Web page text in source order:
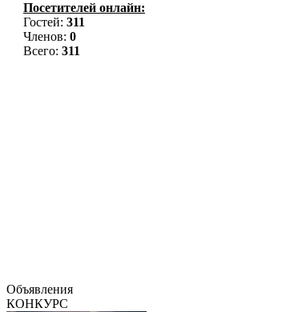
Посетителей онлайн:
Гостей: 311
Членов: 0
Всего: 311
Объявления
КОНКУРС